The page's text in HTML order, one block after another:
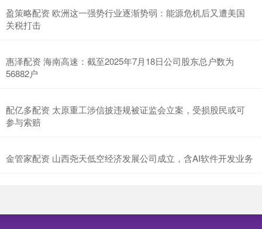
盈策略配资 欧洲这一强势行业逐渐势弱：能源危机后又遭美国
关税打击
惠泽配资 海南高速：截至2025年7月18日公司股东总户数为
56882户
配亿多配资 太原重工涉信披违规被证监会立案，受损股民或可
参与索赔
金管家配资 山西尧天低空经济发展公司成立，含AI软件开发业务